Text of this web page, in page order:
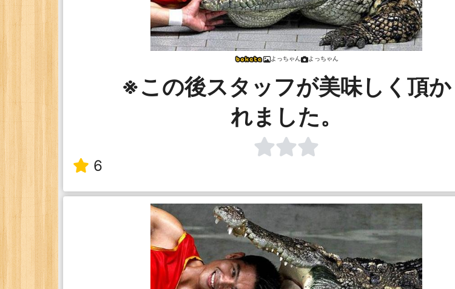
よっちゃん よっちゃん
※この後スタッフが美味しく頂か
れました。
6